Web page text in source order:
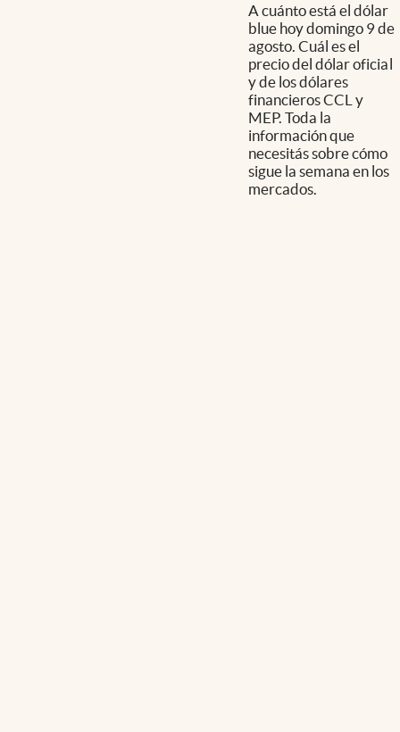
A cuánto está el dólar
blue hoy domingo 9 de
agosto. Cuál es el
precio del dólar oficial
y de los dólares
financieros CCL y
MEP. Toda la
información que
necesitás sobre cómo
sigue la semana en los
mercados.